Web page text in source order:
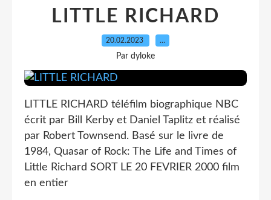
LITTLE RICHARD
20.02.2023 …
Par dyloke
LITTLE RICHARD téléfilm biographique NBC
écrit par Bill Kerby et Daniel Taplitz et réalisé
par Robert Townsend. Basé sur le livre de
1984, Quasar of Rock: The Life and Times of
Little Richard SORT LE 20 FEVRIER 2000 film
en entier